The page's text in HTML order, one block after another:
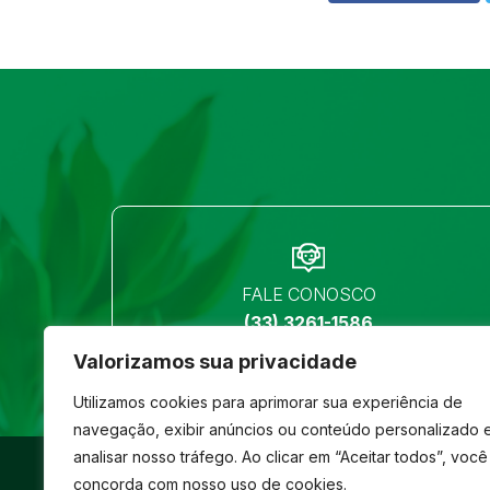
Valorizamos sua privacidade
Utilizamos cookies para aprimorar sua experiência de
navegação, exibir anúncios ou conteúdo personalizado
analisar nosso tráfego. Ao clicar em “Aceitar todos”, você
concorda com nosso uso de cookies.
FALE CONOSCO
(33) 3261-1586
© São José- Todos os direitos reservados